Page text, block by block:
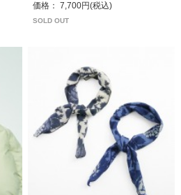
価格： 7,700円(税込)
SOLD OUT